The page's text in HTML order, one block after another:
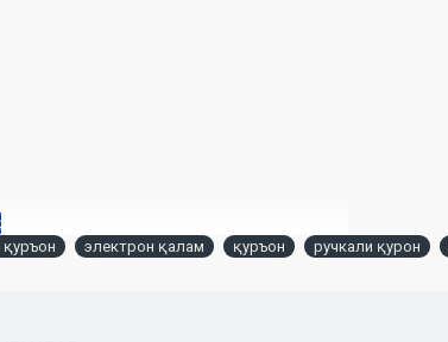
электрон қалам қуръон ручкали қурон